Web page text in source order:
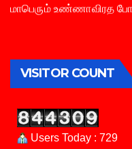
மாபெரும் உண்ணாவிரத
VISITOR COUNT
Users Today : 729